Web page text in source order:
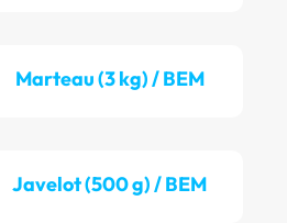
Marteau (3 kg) / BEM
Javelot (500 g) / BEM